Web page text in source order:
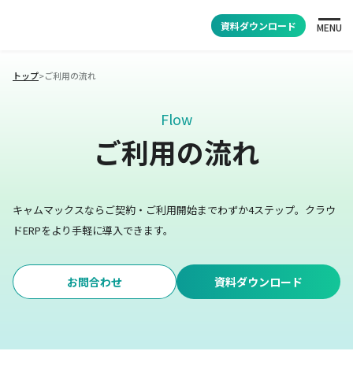
資料ダウンロード MENU
トップ>ご利用の流れ
Flow
ご利用の流れ
キャムマックスならご契約・ご利用開始までわずか4ステップ。 クラウ
ドERPをより手軽に導入できます。
お問合わせ 資料ダウンロード